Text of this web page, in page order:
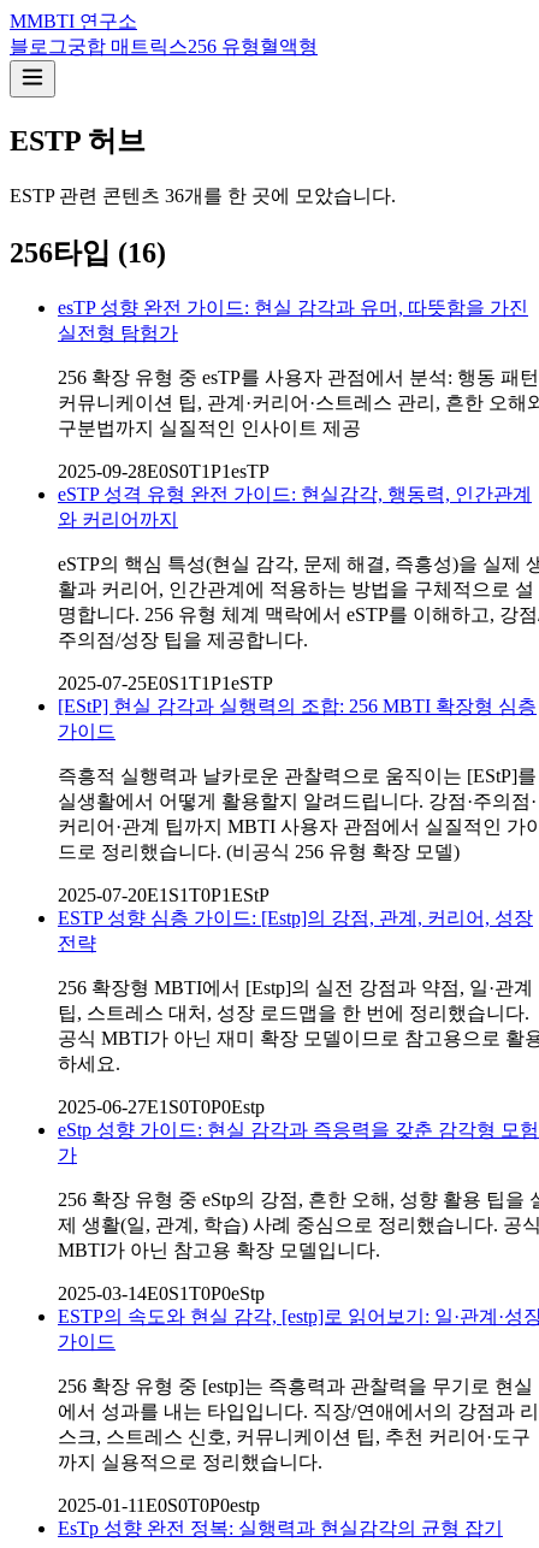
MMBTI 연구소
블로그궁합 매트릭스256 유형혈액형
ESTP 허브
ESTP관련 콘텐츠 36개를 한 곳에 모았습니다.
256타입 (16)
esTP 성향 완전 가이드: 현실 감각과 유머, 따뜻함을 가진
실전형 탐험가
256 확장 유형 중 esTP를 사용자 관점에서 분석: 행동 패
커뮤니케이션 팁, 관계·커리어·스트레스 관리, 흔한 오해
구분법까지 실질적인 인사이트 제공
2025-09-28E0S0T1P1esTP
eSTP 성격 유형 완전 가이드: 현실감각, 행동력, 인간관계
와 커리어까지
eSTP의 핵심 특성(현실 감각, 문제 해결, 즉흥성)을 실제
활과 커리어, 인간관계에 적용하는 방법을 구체적으로 설
명합니다. 256 유형 체계 맥락에서 eSTP를 이해하고, 강
주의점/성장 팁을 제공합니다.
2025-07-25E0S1T1P1eSTP
[EStP] 현실 감각과 실행력의 조합: 256 MBTI 확장형 심층
가이드
즉흥적 실행력과 날카로운 관찰력으로 움직이는 [EStP]를
실생활에서 어떻게 활용할지 알려드립니다. 강점·주의점·
커리어·관계 팁까지 MBTI 사용자 관점에서 실질적인 가
드로 정리했습니다. (비공식 256 유형 확장 모델)
2025-07-20E1S1T0P1EStP
ESTP 성향 심층 가이드: [Estp]의 강점, 관계, 커리어, 성장
전략
256 확장형 MBTI에서 [Estp]의 실전 강점과 약점, 일·관계
팁, 스트레스 대처, 성장 로드맵을 한 번에 정리했습니다.
공식 MBTI가 아닌 재미 확장 모델이므로 참고용으로 활
하세요.
2025-06-27E1S0T0P0Estp
eStp 성향 가이드: 현실 감각과 즉응력을 갖춘 감각형 모험
가
256 확장 유형 중 eStp의 강점, 흔한 오해, 성향 활용 팁을
제 생활(일, 관계, 학습) 사례 중심으로 정리했습니다. 공
MBTI가 아닌 참고용 확장 모델입니다.
2025-03-14E0S1T0P0eStp
ESTP의 속도와 현실 감각, [estp]로 읽어보기: 일·관계·성
가이드
256 확장 유형 중 [estp]는 즉흥력과 관찰력을 무기로 현실
에서 성과를 내는 타입입니다. 직장/연애에서의 강점과 리
스크, 스트레스 신호, 커뮤니케이션 팁, 추천 커리어·도구
까지 실용적으로 정리했습니다.
2025-01-11E0S0T0P0estp
EsTp 성향 완전 정복: 실행력과 현실감각의 균형 잡기